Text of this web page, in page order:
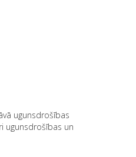
ugunsdrošības
ugunsdrošības un